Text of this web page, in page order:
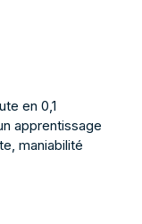
en 0,1
apprentissage
maniabilité